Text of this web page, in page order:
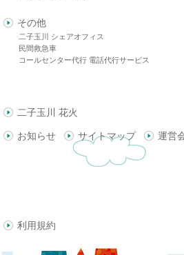
その他
二子玉川 シェアオフィス
民間救急車
コールセンター代行 電話代行サービス
二子玉川 花火
お知らせ サイトマップ 運営
利用規約